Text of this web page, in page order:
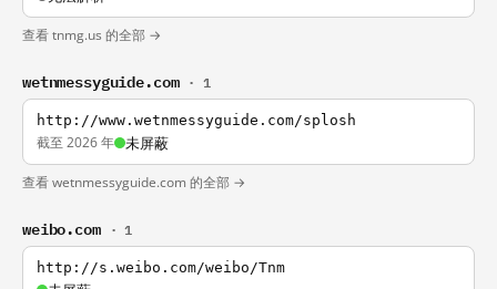
查看 tnmg.us 的全部 →
wetnmessyguide.com · 1
http://www.wetnmessyguide.com/splosh
截至 2026 年 未屏蔽
查看 wetnmessyguide.com 的全部 →
weibo.com · 1
http://s.weibo.com/weibo/Tnm